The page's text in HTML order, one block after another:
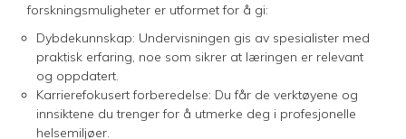
forskningsmuligheter er utformet for å gi:
Dybdekunnskap: Undervisningen gis av spesialister med
praktisk erfaring, noe som sikrer at læringen er relevant
og oppdatert.
Karrierefokusert forberedelse: Du får de verktøyene og
innsiktene du trenger for å utmerke deg i profesjonelle
helsemiljøer.